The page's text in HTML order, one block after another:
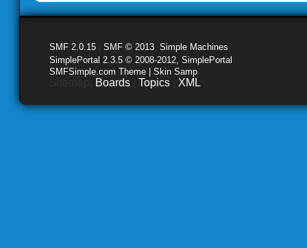
SMF 2.0.15 SMF © 2013 Simple Machines
SimplePortal 2.3.5 © 2008-2012, SimplePortal
SMFSimple.com Theme | Skin Samp
Boards Topics XML